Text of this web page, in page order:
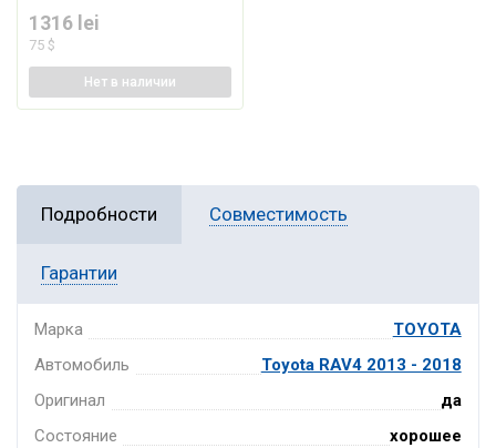
1316 lei
75 $
Нет в наличии
Подробности Совместимость
Гарантии
Марка
TOYOTA
Автомобиль
Toyota RAV4 2013 - 2018
Оригинал
да
Состояние
хорошее